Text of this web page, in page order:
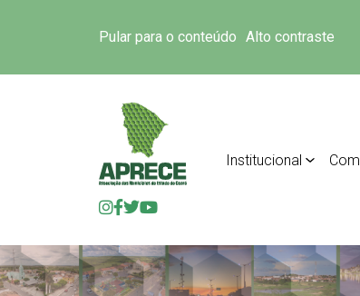
Pular para o conteúdo Alto contraste
Institucional